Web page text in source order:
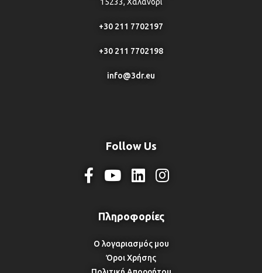
+30 211 7702197
+30 211 7702198
info@3dr.eu
Follow Us
Ο λογαριασμός μου
Όροι Χρήσης